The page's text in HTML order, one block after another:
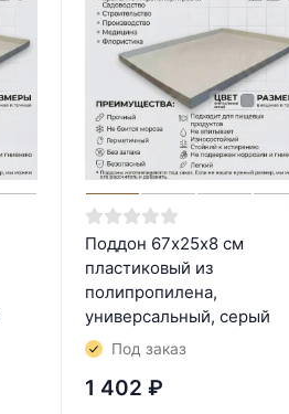
Поддон 67х25х8 см
пластиковый из
полипропилена,
универсальный, серый
Под заказ
1 402 ₽